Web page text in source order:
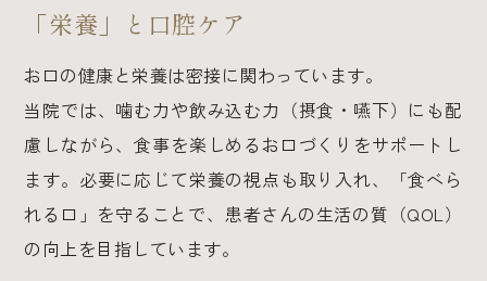
「栄養」と口腔ケア
お口の健康と栄養は密接に関わっています。
当院では、噛む力や飲み込む力（摂食・嚥下）にも配
慮しながら、食事を楽しめるお口づくりをサポートし
ます。必要に応じて栄養の視点も取り入れ、「食べら
れる口」を守ることで、患者さんの生活の質（QOL）
の向上を目指しています。